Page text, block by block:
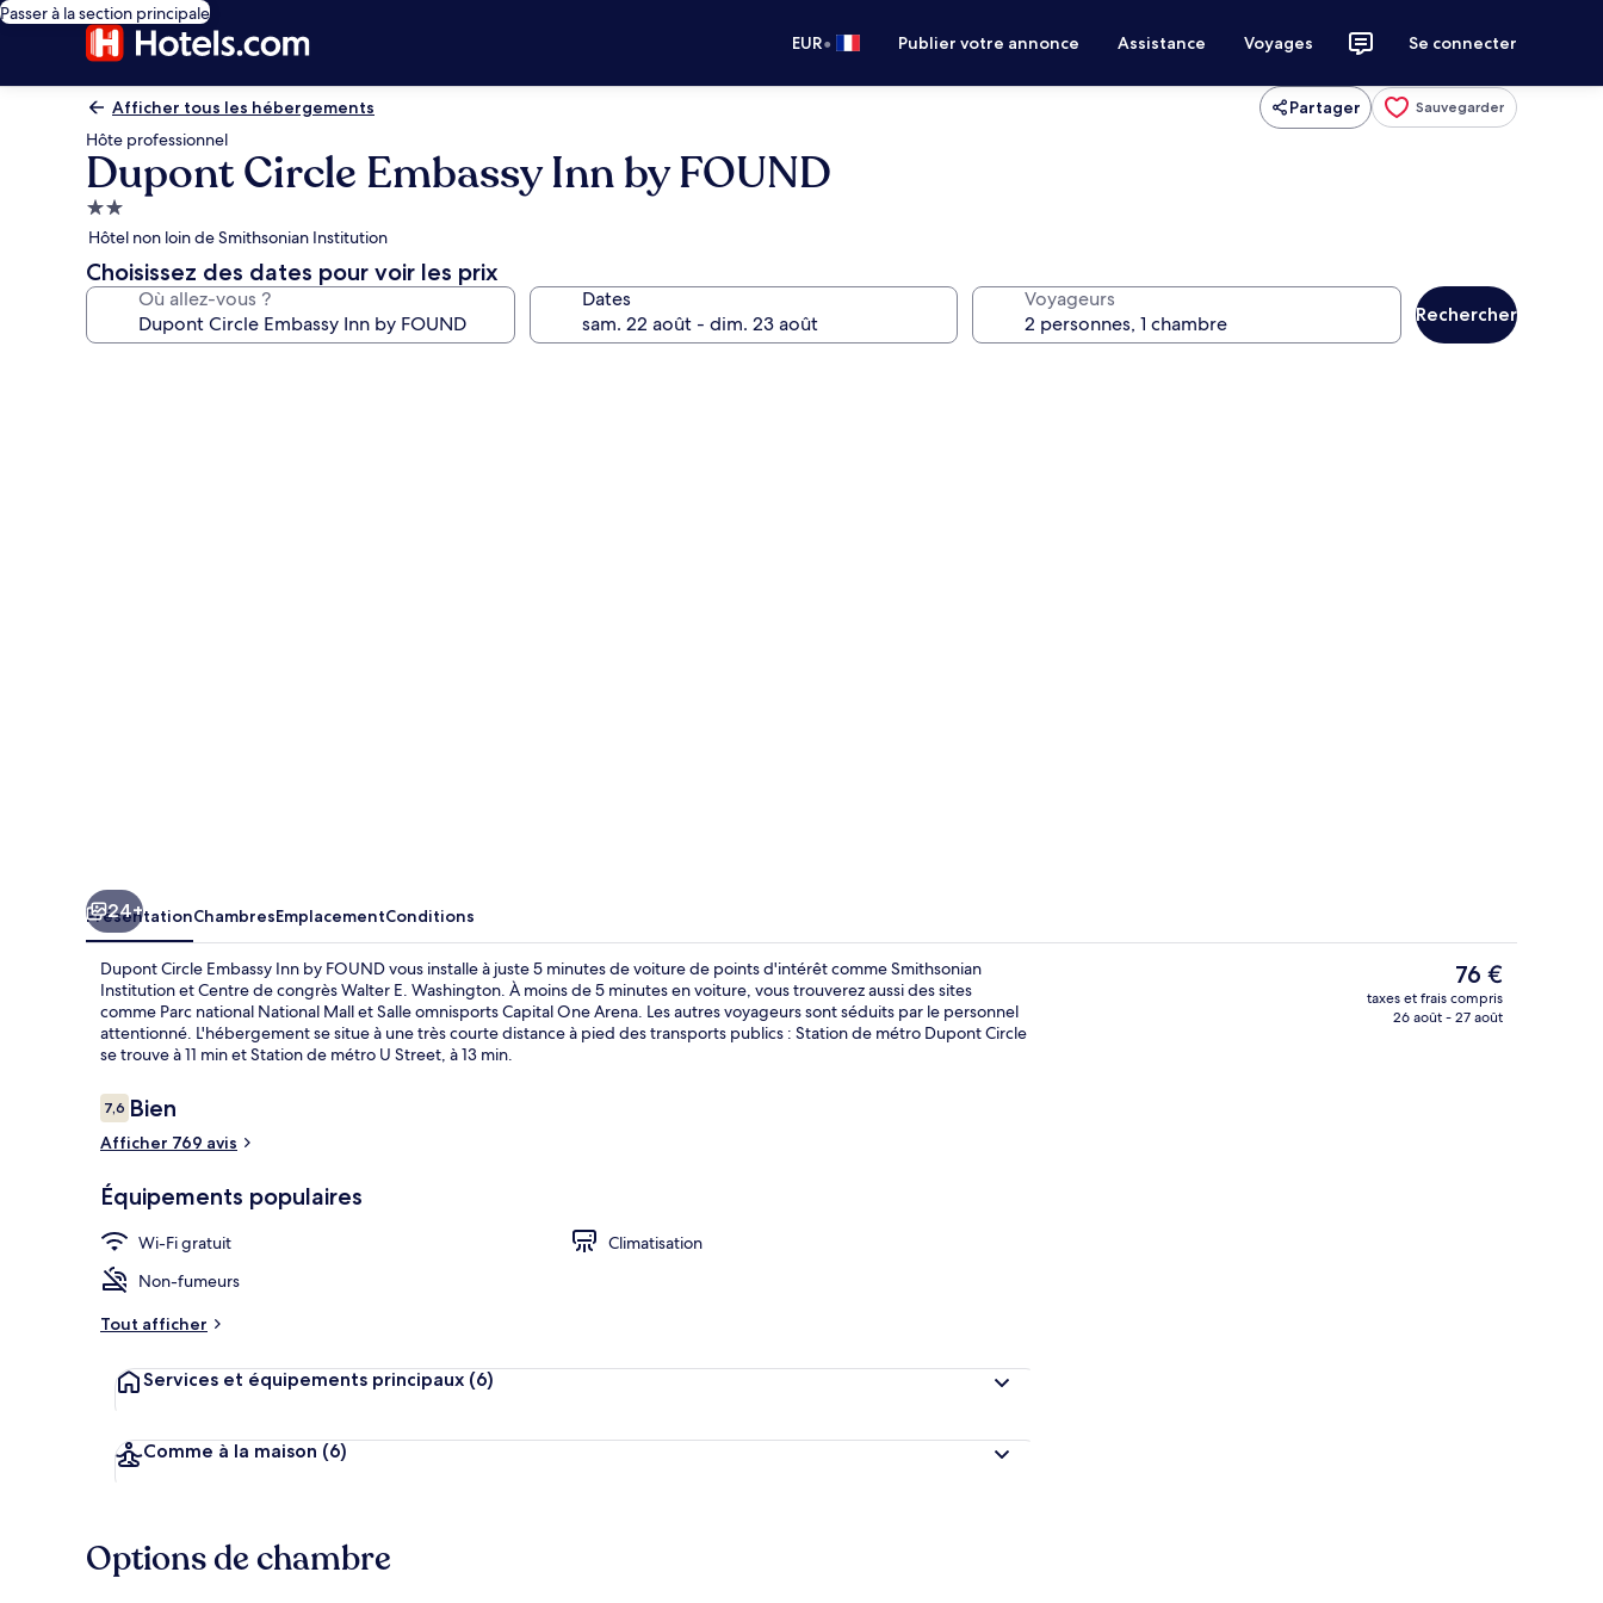
Passer à la section principale
EUR• Publier votre annonce Assistance Voyages Se connecter
Afficher tous les hébergements Partager Sauvegarder
Hôte professionnel
Dupont Circle Embassy Inn by FOUND
Hébergement
2.0 étoiles
Hôtel non loin de Smithsonian Institution
Choisissez des dates pour voir les prix
Où allez-vous ? Dates Voyageurs
Rechercher
Restauration
24+
PrésentationChambresEmplacementConditions
Dupont Circle Embassy Inn by FOUND vous installe à juste 5 minutes de voiture de points d'intérêt comme Smithsonian
Institution et Centre de congrès Walter E. Washington. À moins de 5 minutes en voiture, vous trouverez aussi des sites
comme Parc national National Mall et Salle omnisports Capital One Arena. Les autres voyageurs sont séduits par le personnel
attentionné. L'hébergement se situe à une très courte distance à pied des transports publics : Station de métro Dupont Circle
se trouve à 11 min et Station de métro U Street, à 13 min.
Avis
voyageurs
7,67,6 sur 10
Bien
Afficher 769 avis
Équipements populaires
Wi-Fi gratuit
Climatisation
Non-fumeurs
Tout afficher
Services et équipements principaux (6)
Comme à la maison (6)
Le
prix
actuel
76 €
taxes et frais compris
26 août - 27 août
Options de chambre